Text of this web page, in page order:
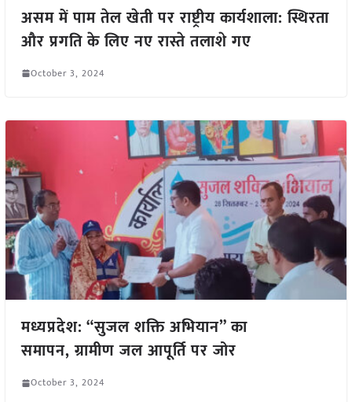
असम में पाम तेल खेती पर राष्ट्रीय कार्यशाला: स्थिरता
और प्रगति के लिए नए रास्ते तलाशे गए
October 3, 2024
मध्यप्रदेश: “सुजल शक्ति अभियान” का
समापन, ग्रामीण जल आपूर्ति पर जोर
October 3, 2024